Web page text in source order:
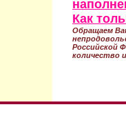
Как
Обращаем
Российской
количество